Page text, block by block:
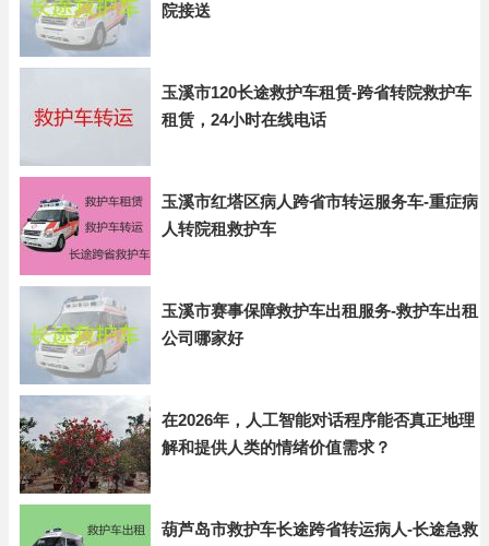
院接送
玉溪市120长途救护车租赁-跨省转院救护车
租赁，24小时在线电话
玉溪市红塔区病人跨省市转运服务车-重症病
人转院租救护车
玉溪市赛事保障救护车出租服务-救护车出租
公司哪家好
在2026年，人工智能对话程序能否真正地理
解和提供人类的情绪价值需求？
葫芦岛市救护车长途跨省转运病人-长途急救